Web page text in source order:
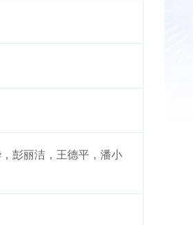
彭丽洁，王德平，潘小